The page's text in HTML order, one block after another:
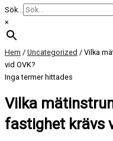
Sök...
×
Hem / Uncategorized / Vilka
vid OVK?
Inga termer hittades
Vilka
fastighet krävs